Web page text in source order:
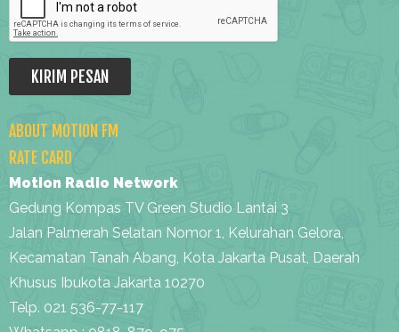
ABOUT MOTION FM
RATE CARD
Motion Radio Network
Gedung Kompas TV Green Studio Lantai 3
Jalan Palmerah Selatan Nomor 1, Kelurahan Gelora,
Kecamatan Tanah Abang, Kota Jakarta Pusat, Daerah
Khusus Ibukota Jakarta 10270
Telp. 021 536-77-117